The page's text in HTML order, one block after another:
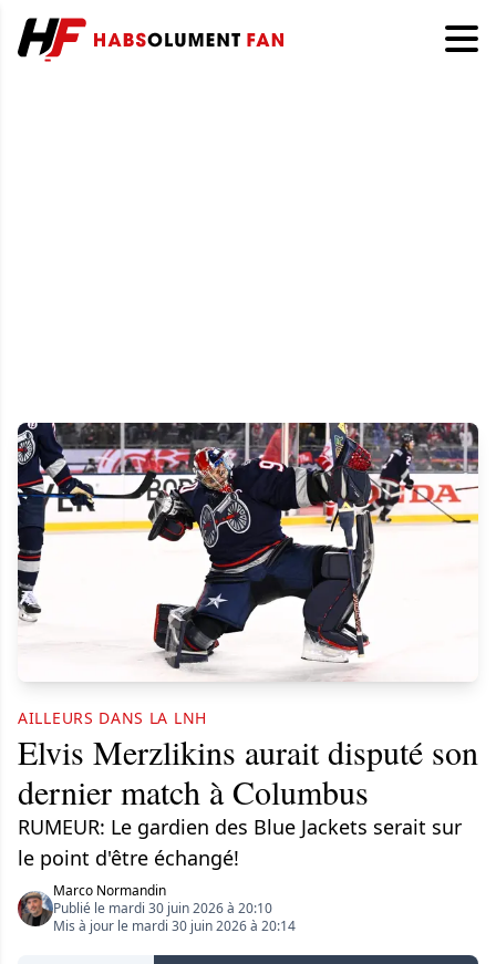
AILLEURS DANS LA LNH
Elvis Merzlikins aurait disputé son
dernier match à Columbus
RUMEUR: Le gardien des Blue Jackets serait sur
le point d'être échangé!
Marco Normandin
Publié le mardi 30 juin 2026 à 20:10
Mis à jour le mardi 30 juin 2026 à 20:14